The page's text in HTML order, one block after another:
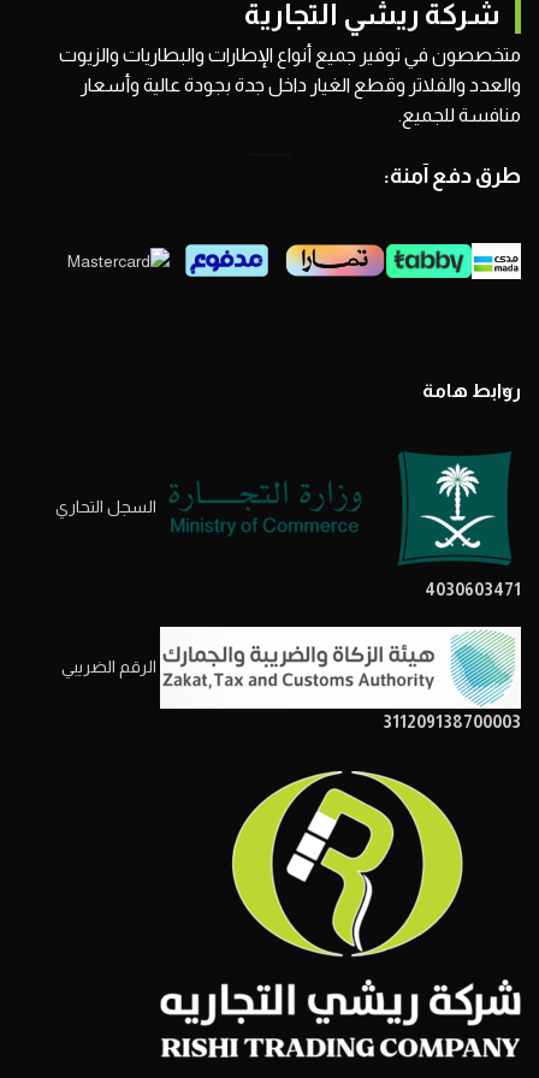
شركة ريشي التجارية
متخصصون في توفير جميع أنواع الإطارات والبطاريات والزيوت
والعدد والفلاتر وقطع الغيار داخل جدة بجودة عالية وأسعار
منافسة للجميع.
طرق دفع آمنة:
روابط هامة
السجل التحاري
4030603471
الرقم الضريبي
311209138700003